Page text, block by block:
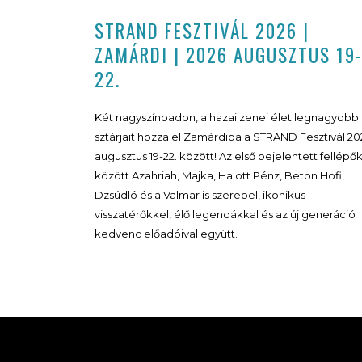
STRAND FESZTIVÁL 2026 |
ZAMÁRDI | 2026 AUGUSZTUS 19-
22.
Két nagyszínpadon, a hazai zenei élet legnagyobb
sztárjait hozza el Zamárdiba a STRAND Fesztivál
augusztus 19-22. között! Az első bejelentett fellépők
között Azahriah, Majka, Halott Pénz, Beton.Hofi,
Dzsúdló és a Valmar is szerepel, ikonikus
visszatérőkkel, élő legendákkal és az új generáció
kedvenc előadóival együtt.